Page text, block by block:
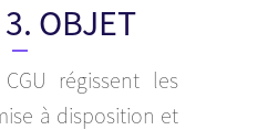
OBJET
régissent les
à disposition et